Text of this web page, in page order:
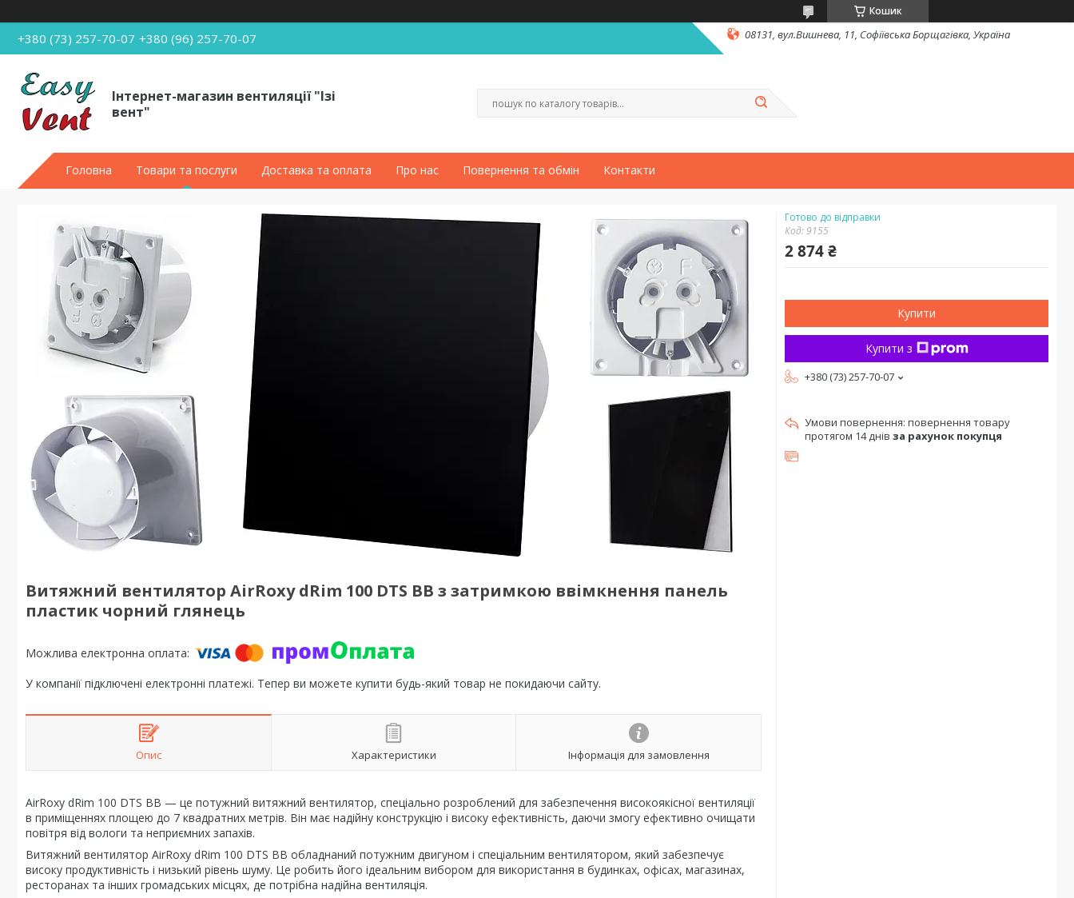
Кошик
+380 (73) 257-70-07 +380 (96) 257-70-07 08131, вул.Вишнева, 11, Софіївська Борщагівка, Україна
Інтернет-магазин вентиляції "Ізі
вент"
Головна Товари та послуги Доставка та оплата Про нас Повернення та обмін Контакти
Витяжний вентилятор AirRoxy dRim 100 DTS BB з затримкою ввімкнення панель
пластик чорний глянець
У компанії підключені електронні платежі. Тепер ви можете купити будь-який товар не покидаючи сайту.
Опис Характеристики Інформація для замовлення
AirRoxy dRim 100 DTS BB — це потужний витяжний вентилятор, спеціально розроблений для забезпечення високоякісної вентиляції
в приміщеннях площею до 7 квадратних метрів. Він має надійну конструкцію і високу ефективність, даючи змогу ефективно очищати
повітря від вологи та неприємних запахів.
Витяжний вентилятор AirRoxy dRim 100 DTS BB обладнаний потужним двигуном і спеціальним вентилятором, який забезпечує
високу продуктивність і низький рівень шуму. Це робить його ідеальним вибором для використання в будинках, офісах, магазинах,
ресторанах та інших громадських місцях, де потрібна надійна вентиляція.
Готово до відправки
Код:9155
2 874 ₴
Купити
Купити з
+380 (73) 257-70-07
повернення товару
протягом 14 днів за рахунок покупця